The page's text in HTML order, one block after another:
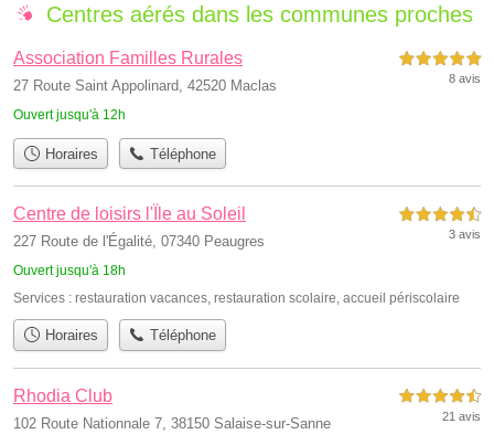
Centres aérés dans les communes proches
Association Familles Rurales
27 Route Saint Appolinard, 42520 Maclas
Ouvert jusqu'à 12h
5,0 étoiles sur 5
8 avis
Horaires Téléphone
Centre de loisirs l'Ïle au Soleil
227 Route de l'Égalité, 07340 Peaugres
Ouvert jusqu'à 18h
4,5 étoiles sur 5
3 avis
Services : restauration vacances, restauration scolaire, accueil périscolaire
Horaires Téléphone
Rhodia Club
102 Route Nationnale 7, 38150 Salaise-sur-Sanne
4,5 étoiles sur 5
21 avis